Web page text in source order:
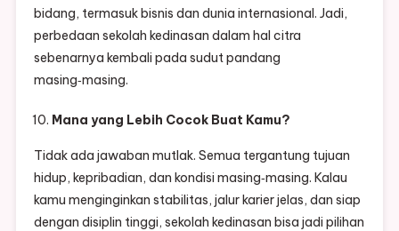
bidang, termasuk bisnis dan dunia internasional. Jadi,
perbedaan sekolah kedinasan dalam hal citra
sebenarnya kembali pada sudut pandang
masing‑masing.
Mana yang Lebih Cocok Buat Kamu?
Tidak ada jawaban mutlak. Semua tergantung tujuan
hidup, kepribadian, dan kondisi masing‑masing. Kalau
kamu menginginkan stabilitas, jalur karier jelas, dan siap
dengan disiplin tinggi, sekolah kedinasan bisa jadi pilihan